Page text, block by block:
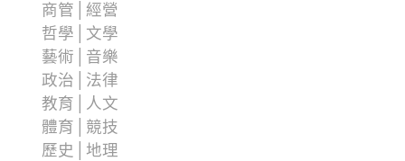
商管│經營
哲學│文學
藝術│音樂
政治│法律
教育│人文
體育│競技
歷史│地理